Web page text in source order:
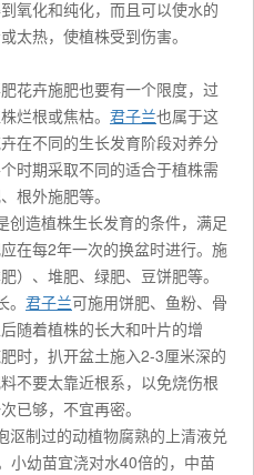
氧化和纯化，而且可以使水的
太热，使植株受到伤害。
花卉施肥也要有一个限度，过
烂根或焦枯。 君子兰也属于这
在不同的生长发育阶段对养分
时期采取不同的适合于植株需
根外施肥等。
创造植株生长发育的条件，满足
在每2年一次的换盆时进行。施
）、堆肥、绿肥、豆饼肥等。
君子兰可施用饼肥、鱼粉、骨
随着植株的长大和叶片的增
时，扒开盆土施入2-3厘米深的
不要太靠近根系，以免烧伤根
已够，不宜再密。
制过的动植物腐熟的上清液兑
小幼苗宜浇对水40倍的，中苗